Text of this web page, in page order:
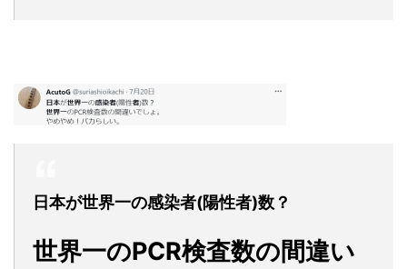
日本が世界一の感染者(陽性者)数？
世界一のPCR検査数の間違い